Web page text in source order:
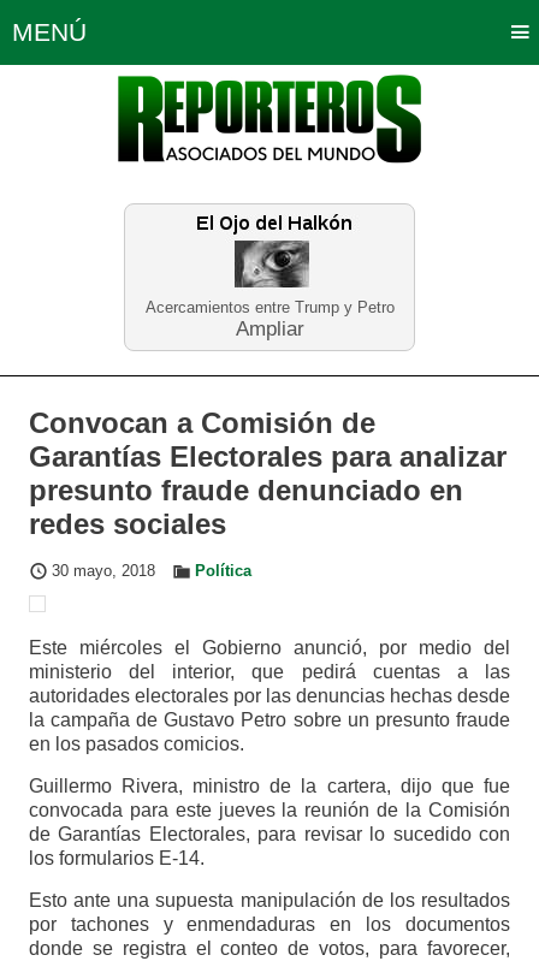
Acercamientos entre Trump y Petro
Ampliar
MENÚ
Política Opinión Bogotá
Planeta Tierra Deportes
Educación Neira
Convocan a Comisión de
Garantías Electorales para analizar
presunto fraude denunciado en
redes sociales
30 mayo, 2018 Política
Este miércoles el Gobierno anunció, por medio del
ministerio del interior, que pedirá cuentas a las
autoridades electorales por las denuncias hechas desde
la campaña de Gustavo Petro sobre un presunto fraude
en los pasados comicios.
Guillermo Rivera, ministro de la cartera, dijo que fue
convocada para este jueves la reunión de la Comisión
de Garantías Electorales, para revisar lo sucedido con
los formularios E-14.
Esto ante una supuesta manipulación de los resultados
por tachones y enmendaduras en los documentos
donde se registra el conteo de votos, para favorecer,